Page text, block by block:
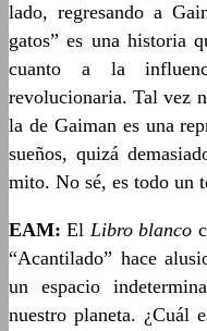
lado, regresando a
gatos” es una historia
cuanto a la
revolucionaria. Tal vez
la de Gaiman es una
sueños, quizá
mito. No sé, es todo un
EAM: El Libro blanco
“Acantilado” hace
un espacio
nuestro planeta. ¿Cuál